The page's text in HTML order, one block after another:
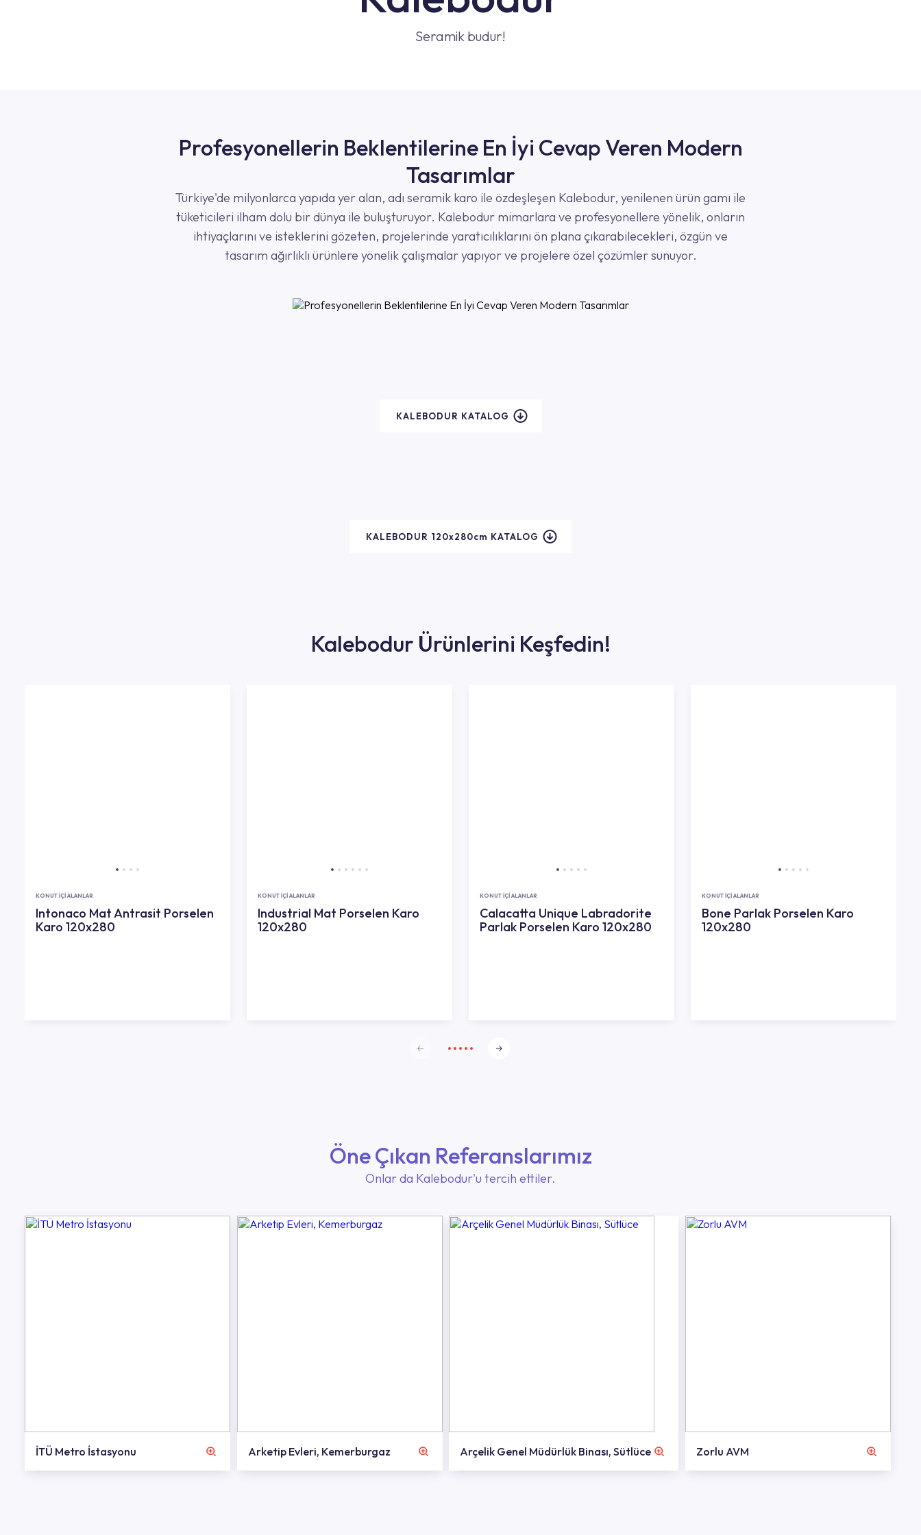
Seramik budur!
Profesyonellerin Beklentilerine En İyi Cevap Veren Modern
Tasarımlar
Türkiye'de milyonlarca yapıda yer alan, adı seramik karo ile özdeşleşen Kalebodur, yenilenen ürün gamı ile
tüketicileri ilham dolu bir dünya ile buluşturuyor. Kalebodur mimarlara ve profesyonellere yönelik, onların
ihtiyaçlarını ve isteklerini gözeten, projelerinde yaratıcılıklarını ön plana çıkarabilecekleri, özgün ve
tasarım ağırlıklı ürünlere yönelik çalışmalar yapıyor ve projelere özel çözümler sunuyor.
KALEBODUR KATALOG
KALEBODUR 120x280cm KATALOG
Kalebodur Ürünlerini Keşfedin!
KONUT İÇİ ALANLAR
Intonaco Mat Antrasit Porselen
Karo 120x280
KONUT İÇİ ALANLAR
Industrial Mat Porselen Karo
120x280
KONUT İÇİ ALANLAR
Calacatta Unique Labradorite
Parlak Porselen Karo 120x280
KONUT İÇİ ALANLAR
Bone Parlak Porselen Karo
120x280
Öne Çıkan Referanslarımız
Onlar da Kalebodur'u tercih ettiler.
İTÜ Metro İstasyonu Arketip Evleri, Kemerburgaz Arçelik Genel Müdürlük Binası, Sütlüce Zorlu AVM